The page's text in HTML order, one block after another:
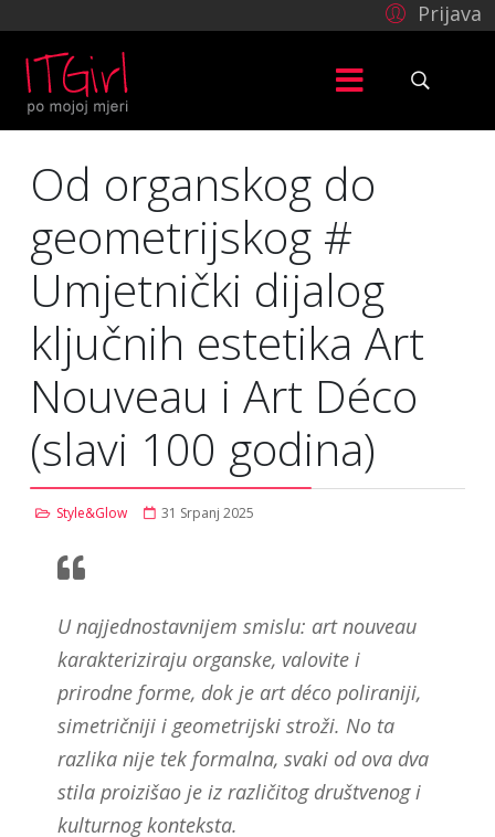
Prijava
Od organskog do
geometrijskog #
Umjetnički dijalog
ključnih estetika Art
Nouveau i Art Déco
(slavi 100 godina)
Style&Glow 31 Srpanj 2025
U najjednostavnijem smislu: art nouveau
karakteriziraju organske, valovite i
prirodne forme, dok je art déco poliraniji,
simetričniji i geometrijski stroži. No ta
razlika nije tek formalna, svaki od ova dva
stila proizišao je iz različitog društvenog i
kulturnog konteksta.